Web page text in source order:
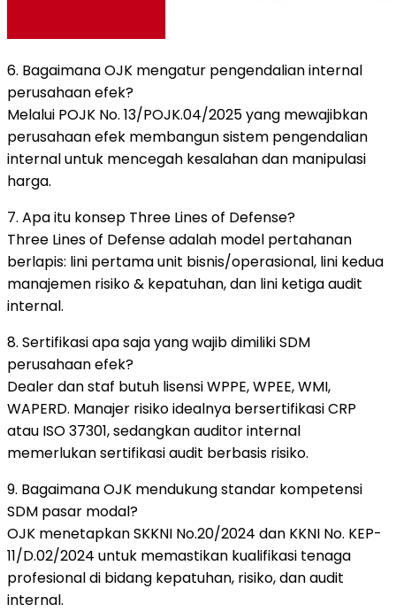
6. Bagaimana OJK mengatur pengendalian internal
perusahaan efek?
Melalui POJK No. 13/POJK.04/2025 yang mewajibkan
perusahaan efek membangun sistem pengendalian
internal untuk mencegah kesalahan dan manipulasi
harga.
7. Apa itu konsep Three Lines of Defense?
Three Lines of Defense adalah model pertahanan
berlapis: lini pertama unit bisnis/operasional, lini kedua
manajemen risiko & kepatuhan, dan lini ketiga audit
internal.
8. Sertifikasi apa saja yang wajib dimiliki SDM
perusahaan efek?
Dealer dan staf butuh lisensi WPPE, WPEE, WMI,
WAPERD. Manajer risiko idealnya bersertifikasi CRP
atau ISO 37301, sedangkan auditor internal
memerlukan sertifikasi audit berbasis risiko.
9. Bagaimana OJK mendukung standar kompetensi
SDM pasar modal?
OJK menetapkan SKKNI No.20/2024 dan KKNI No. KEP-
11/D.02/2024 untuk memastikan kualifikasi tenaga
profesional di bidang kepatuhan, risiko, dan audit
internal.